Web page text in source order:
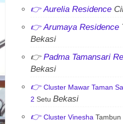
👉Aurelia Residence
👉Arumaya Residence
Bekasi
👉 Padma Tamansari
Bekasi
👉 Cluster Mawar Taman
2 Setu Bekasi
👉 Cluster Vinesha Tambun